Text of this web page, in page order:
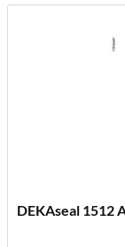
DEKAseal 1512